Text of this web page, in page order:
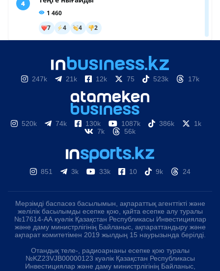
247k 21k 12k 75 523k 17k
520k 74k 130k 1087k 386k
1k
7k
56k
851 3k 33k 10 9k 24
Мерзімді баспасөз басылымын, ақпараттық агенттікті және
желілік басылымды есепке қою, қайта есепке алу туралы
№17614-АА куәлік Қазақстан Республикасы Инвестициялар
және даму министрлігінің Байланыс, ақпараттандыру және
ақпарат комитетімен 2019 жылдың 15 наурызында берілді.
Отандық теле-, радиоарнаны есепке қою туралы
№KZ23VJB00000123 куәлік Қазақстан Республикасы
Инвестициялар және даму министрлігінің Байланыс,